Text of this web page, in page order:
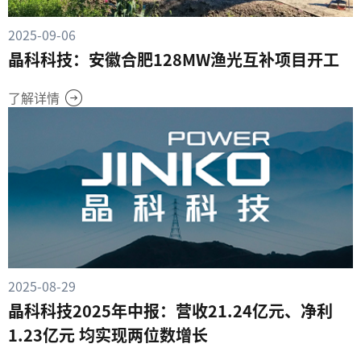
2025-09-06
晶科科技：安徽合肥128MW渔光互补项目开工
了解详情
2025-08-29
晶科科技2025年中报：营收21.24亿元、净利
1.23亿元 均实现两位数增长